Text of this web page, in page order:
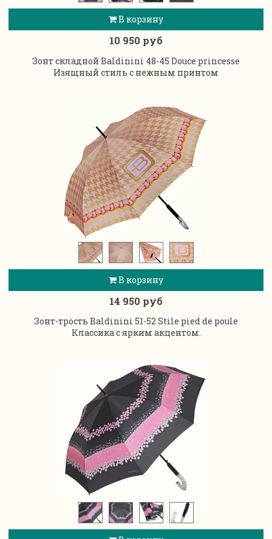
В корзину
10 950 руб
Зонт складной Baldinini 48-45 Douce princesse
Изящный стиль с нежным принтом
В корзину
14 950 руб
Зонт-трость Baldinini 51-52 Stile pied de poule
Классика с ярким акцентом.